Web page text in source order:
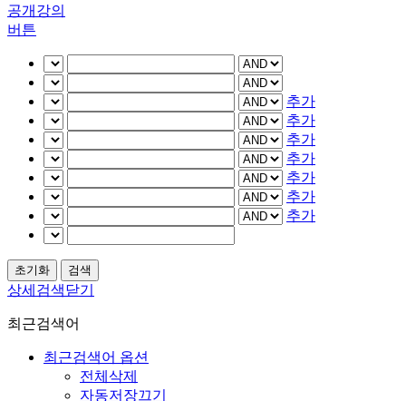
공개강의
버튼
추가
추가
추가
추가
추가
추가
추가
상세검색닫기
최근검색어
최근검색어 옵션
전체삭제
자동저장끄기